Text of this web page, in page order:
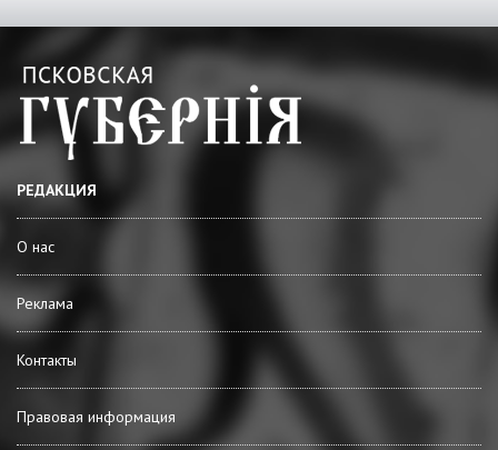
РЕДАКЦИЯ
О нас
Реклама
Контакты
Правовая информация